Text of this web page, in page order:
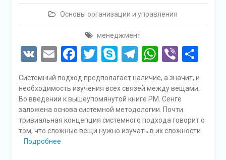
Основы организации и управления
менеджмент
VKEmailFacebook
Twitter
SkypeTelegram
Viber
Системный подход предполагает наличие, а значит, и
необходимость изучения всех связей между вещами.
Во введении к вышеупомянутой книге PM. Сенге
заложена основа системной методологии. Почти
тривиальная концепция системного подхода говорит о
том, что сложные вещи нужно изучать в их сложности.
Подробнее